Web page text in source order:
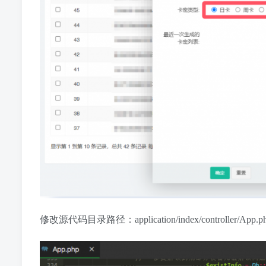
修改源代码目录路径：application/index/controller/